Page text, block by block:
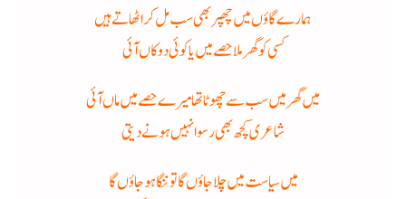
ہمارے گاؤں میں چھپر بھی سب مل کر اٹھاتے ہیں
کسی کو گھر ملا حصے میں یا کوئی دوکاں آئی
میں گھر میں سب سے چھوٹا تھا میرے حصے میں ماں آئی
شاعری کچھ بھی رسوا نہیں ہونے دیتی
میں سیاست میں چلا جاؤں گا تو ننگا ہوجاؤں گا